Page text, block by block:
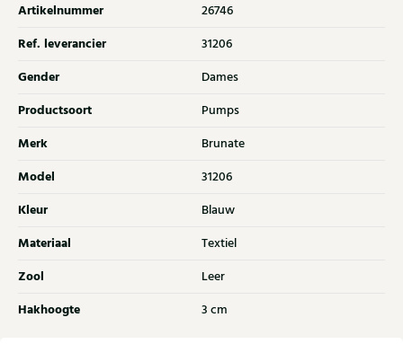
Artikelnummer 26746
Ref. leverancier 31206
Gender Dames
Productsoort Pumps
Merk Brunate
Model 31206
Kleur Blauw
Materiaal Textiel
Zool Leer
Hakhoogte 3 cm